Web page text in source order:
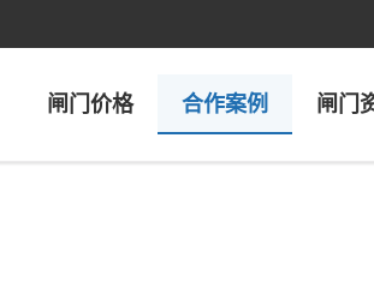
闸门价格 合作案例 闸门